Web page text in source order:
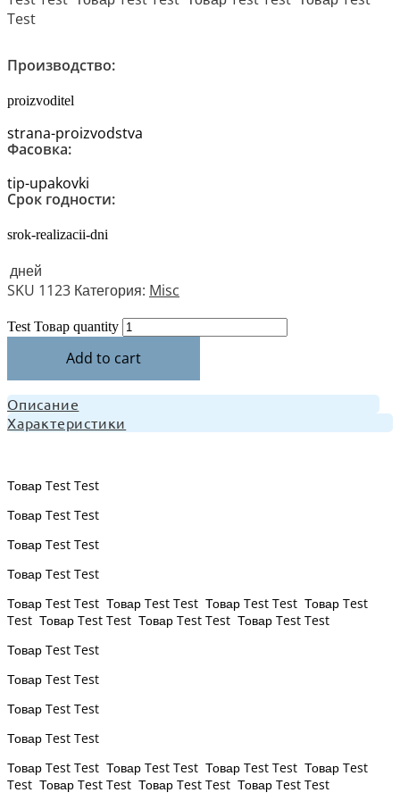
Test
Производство:
proizvoditel
strana-proizvodstva
Фасовка:
tip-upakovki
Срок годности:
srok-realizacii-dni
дней
SKU 1123 Категория: Misc
Test Товар quantity
Add to cart
Описание
Характеристики
Товар Test Test
Товар Test Test
Товар Test Test
Товар Test Test
Товар Test Test Товар Test Test Товар Test Test Товар Test
Test Товар Test Test Товар Test Test Товар Test Test
Товар Test Test
Товар Test Test
Товар Test Test
Товар Test Test
Товар Test Test Товар Test Test Товар Test Test Товар Test
Test Товар Test Test Товар Test Test Товар Test Test